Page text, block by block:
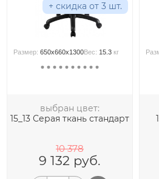
+ скидка от 3 шт.
Размер:650x660x1300Вес: 15.3 кг
выбран цвет:
15_13 Серая ткань стандарт
10 378
9 132 руб.